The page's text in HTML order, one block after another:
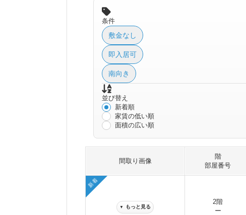
条件
敷金なし
即入居可
南向き
並び替え
新着順
家賃の低い順
面積の広い順
間取り画像
階
部屋番号
新着
▼ もっと見る
2階
ー